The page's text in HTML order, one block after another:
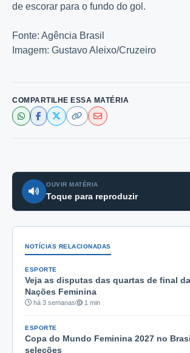
de escorar para o fundo do gol.
Fonte: Agência Brasil
Imagem: Gustavo Aleixo/Cruzeiro
COMPARTILHE ESSA MATÉRIA
OUVIR MATÉRIA
Toque para reproduzir
NOTÍCIAS RELACIONADAS
ESPORTE
Veja as disputas das quartas de final
Nações Feminina
há 3 semanas 1 min
ESPORTE
Copa do Mundo Feminina 2027 no
seleções